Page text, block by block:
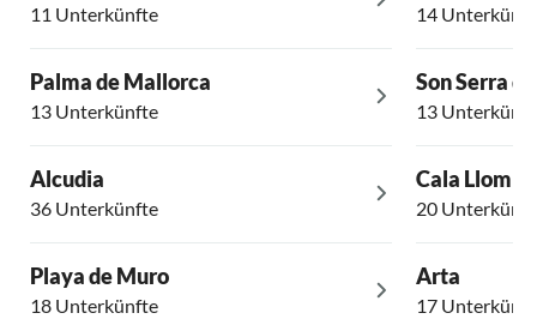
11 Unterkünfte
Palma de Mallorca
13 Unterkünfte
Alcudia
36 Unterkünfte
Playa de Muro
18 Unterkünfte
14
Son Serra
13
Cala
20
Arta
17